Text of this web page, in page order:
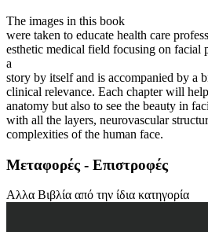
The images in this book
were taken to educate health care
esthetic medical field focusing on facial
a
story by itself and is accompanied by a
clinical relevance. Each chapter will
anatomy but also to see the beauty in
with all the layers, neurovascular
complexities of the human face.
Μεταφορές - Επιστροφές
Αλλα Βιβλία από την ίδια κατηγορία